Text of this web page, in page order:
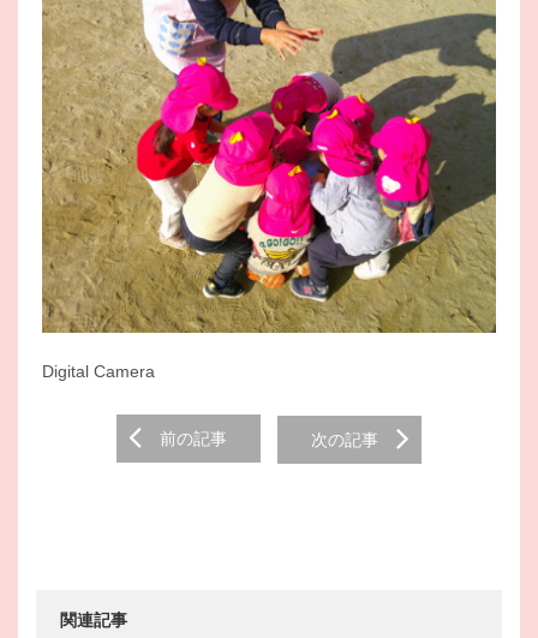
Digital Camera
navigation
前の記事 次の記事
関連記事